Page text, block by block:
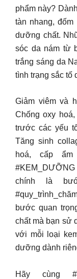
phẩm này?
tàn nhang,
dưỡng chất.
sóc da nám từ
trắng sáng da
tình trạng sắc tố
Giảm viêm và
Chống oxy
trước các yếu
Tăng sinh
hoá, cấp ẩm
chính là
bước quan
chất mà bạn sử
với mỗi loại
dưỡng dành
Hãy cùng